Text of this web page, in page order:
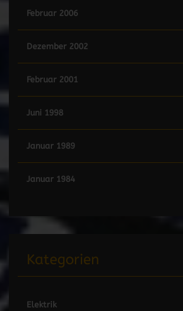
Februar 2006
Dezember 2002
Februar 2001
Juni 1998
Januar 1989
Januar 1984
Kategorien
Elektrik